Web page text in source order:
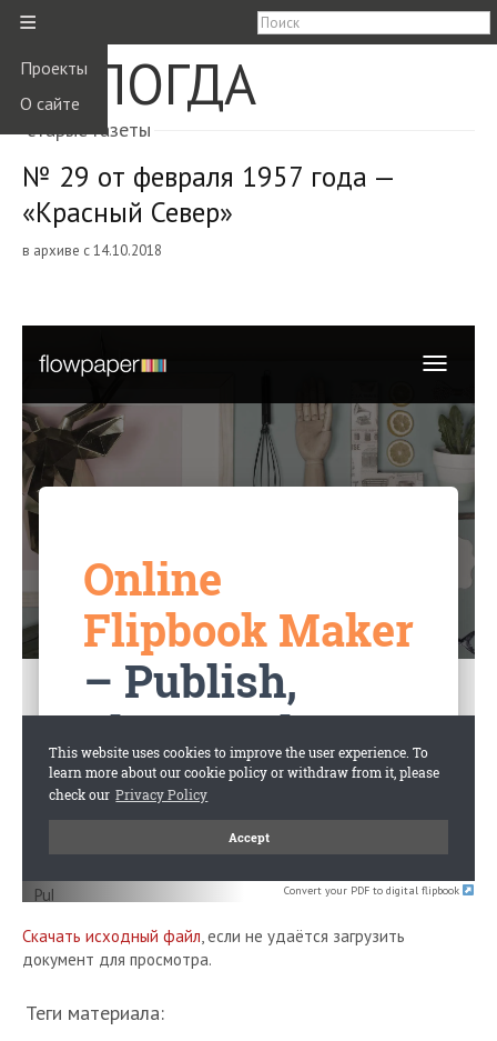
≡
Проекты
О сайте
ВОЛОГДА
старые газеты
№ 29 от февраля 1957 года —
«Красный Север»
в архиве с 14.10.2018
Convert your PDF to digital flipbook
Скачать исходный файл, если не удаётся загрузить
документ для просмотра.
Теги материала: